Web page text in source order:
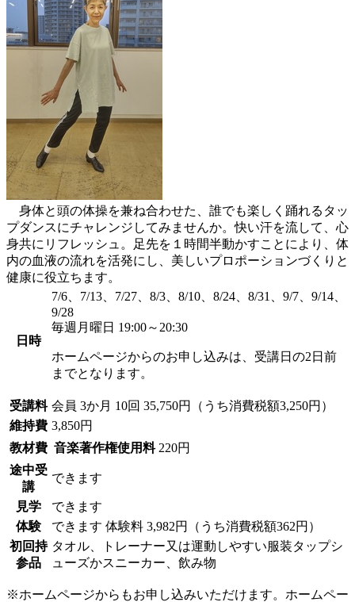
身体と頭の体操を兼ね合わせた、誰でも楽しく踊れるタッ
プダンスにチャレンジしてみませんか。快い汗を流して、心
身共にリフレッシュ。足先を１時間半動かすことにより、体
内の血液の流れを活発にし、美しいプロポーションづくりと
健康に役立ちます。
日時
7/6、7/13、7/27、8/3、8/10、8/24、8/31、9/7、9/14、
9/28
毎週月曜日 19:00～20:30
ホームページからのお申し込みは、受講日の2日前
までとなります。
受講料 会員 3か月 10回 35,750円（うち消費税額3,250円）
維持費 3,850円
教材費 音楽著作権使用料 220円
途中受
講
できます
見学
できます
体験
できます 体験料 3,982円（うち消費税額362円）
初回持
参品
タオル、トレーナー又は運動しやすい服装タップシ
ューズかスニーカー、飲み物
※ホームページからもお申し込みいただけます。ホームペー